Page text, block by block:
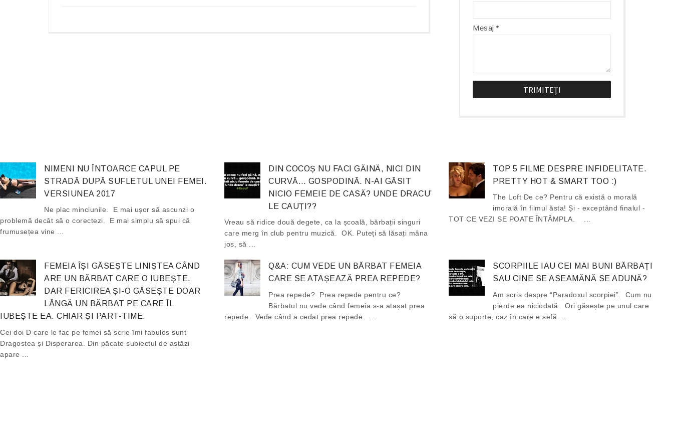
Mesaj*
NIMENI NU ÎNTOARCE CAPUL PE
STRADĂ DUPĂ SUFLETUL UNEI FEMEI.
VERSIUNEA 2017
Ne plac minciunile. E mai ușor să ascunzi o
problemă decât să o corectezi. E mai simplu să spui că
frumusețea vine ...
DIN COCOȘ NU FACI GĂINĂ, NICI DIN
CURVĂ… GOSPODINĂ. N-AI GĂSIT
NICIO FEMEIE DE CASĂ? UNDE DRACU’
LE CAUȚI??
Vreau să ridice două degete, ca la școală, bărbații singuri
care merg în club pentru muzică. OK. Puteți să lăsați mâna
jos, să ...
TOP 5 FILME DESPRE INFIDELITATE.
PRETTY HOT & SMART TOO :)
The Loft De ce? Pentru că există o morală
imorală în filmul ăsta! Și - exceptând finalul -
TOT CE VEZI SE POATE ÎNTÂMPLA. ...
FEMEIA ÎȘI GĂSEȘTE LINIȘTEA CÂND
ARE UN BĂRBAT CARE O IUBEȘTE.
DAR FERICIREA ȘI-O GĂSEȘTE DOAR
LÂNGĂ UN BĂRBAT PE CARE ÎL
IUBEȘTE EA. CHIAR ȘI PART-TIME.
Cei doi D care le fac pe femei să scrie îmi fabulos sunt
Dragostea și Disperarea. Din păcate subiectul de astăzi
apare ...
Q&A: CUM VEDE UN BĂRBAT FEMEIA
CARE SE ATAȘEAZĂ PREA REPEDE?
Prea repede? Prea repede pentru ce?
Bărbatul nu vede când femeia s-a atașat prea
repede. Vede când a cedat prea repede. ...
SCORPIILE IAU CEI MAI BUNI BĂRBAȚI
SAU CINE SE ASEAMĂNĂ SE ADUNĂ?
Am scris despre “Paradoxul scorpiei”. Cum nu
pierde ea niciodată: Ori găsește pe unul care
să o suporte, caz în care e șefă ...